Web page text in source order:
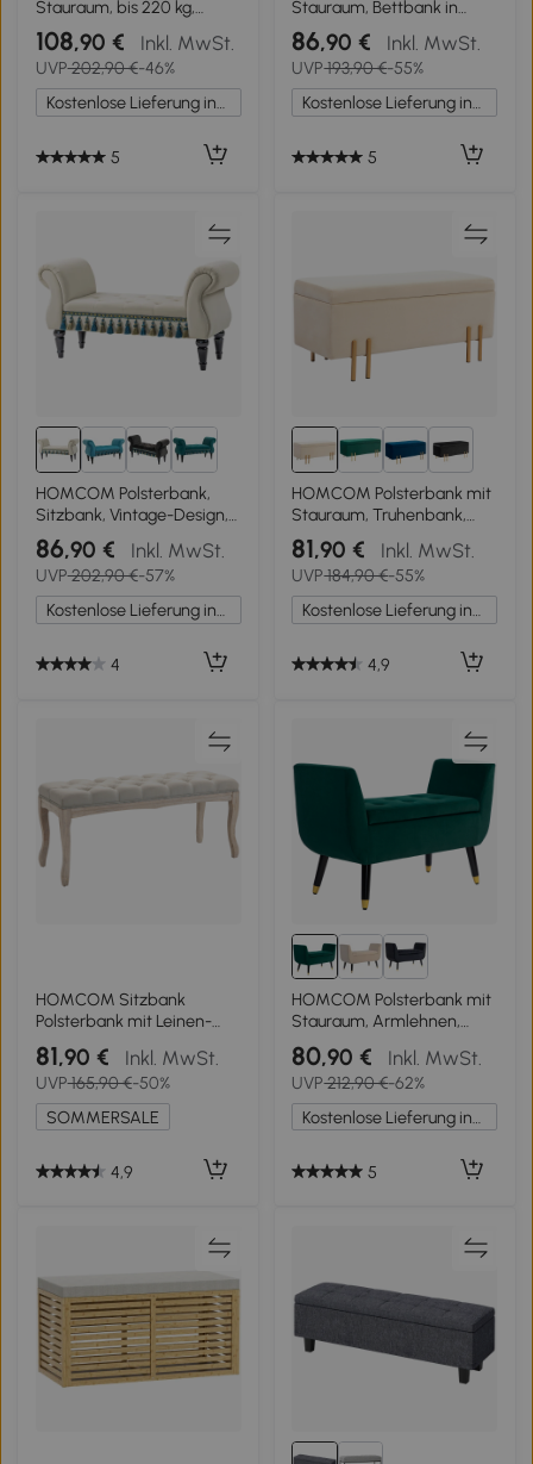
Stauraum, bis 220 kg,
Leinenoptik, 110x39x45cm,
Beige
108,90 € Inkl. MwSt.
UVP202,90 €-46%
Kostenlose Lieferung innerhalb Deutschlands
5
Stauraum, Bettbank in
Leinenoptik, Kautschukholz,
110 x 39 x 45 cm,
Dunkelgrau
86,90 € Inkl. MwSt.
UVP193,90 €-55%
Kostenlose Lieferung innerhalb Deutschlands
5
HOMCOM Polsterbank,
Sitzbank, Vintage-Design,
bis 150 kg, 117x40x58 cm,
Beige
86,90 € Inkl. MwSt.
UVP202,90 €-57%
Kostenlose Lieferung innerhalb Deutschlands
4
2+
HOMCOM Polsterbank mit
Stauraum, Truhenbank,
Schaumstoff, Metall,
Kautschukholz, 100 x 40 x
42 cm, Beige
81,90 € Inkl. MwSt.
UVP184,90 €-55%
Kostenlose Lieferung innerhalb Deutschlands
4,9
HOMCOM Sitzbank
Polsterbank mit Leinen-
Bezug Bettbank mit
Holzrahmen, Schuhbank
für Schlafzimmer,
Wohnzimmer, Flur 110 x 40
x 48 cm Beige
81,90 € Inkl. MwSt.
UVP165,90 €-50%
SOMMERSALE
4,9
HOMCOM Polsterbank mit
Stauraum, Armlehnen,
Samtartiges Polyester,
Kautschukholz, 107 x 42 x
65 cm, Grün
80,90 € Inkl. MwSt.
UVP212,90 €-62%
5